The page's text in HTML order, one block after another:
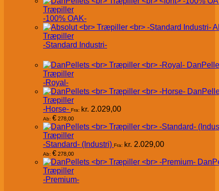
Træpiller
-100% OAK-
Træpiller
-Standard Industri-
Træpiller
-Royal-
Træpiller
-Horse- Fra: kr. 2.029,00
Ab: € 278,00
Træpiller
-Standard- (Industri) Fra: kr. 2.029,00
Ab: € 278,00
Træpiller
-Premium-